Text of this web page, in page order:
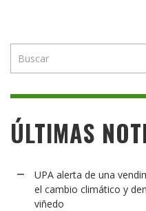
ÚLTIMAS
UPA alerta de una
el cambio climático y
viñedo